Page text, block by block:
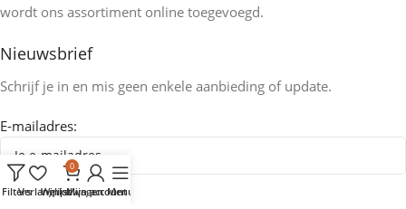
wordt ons assortiment online toegevoegd.
Nieuwsbrief
Schrijf je in en mis geen enkele aanbieding of update.
E-mailadres:
FiltersVerlanglijst
0
Winkelwagen
Mijn account
MenuHome